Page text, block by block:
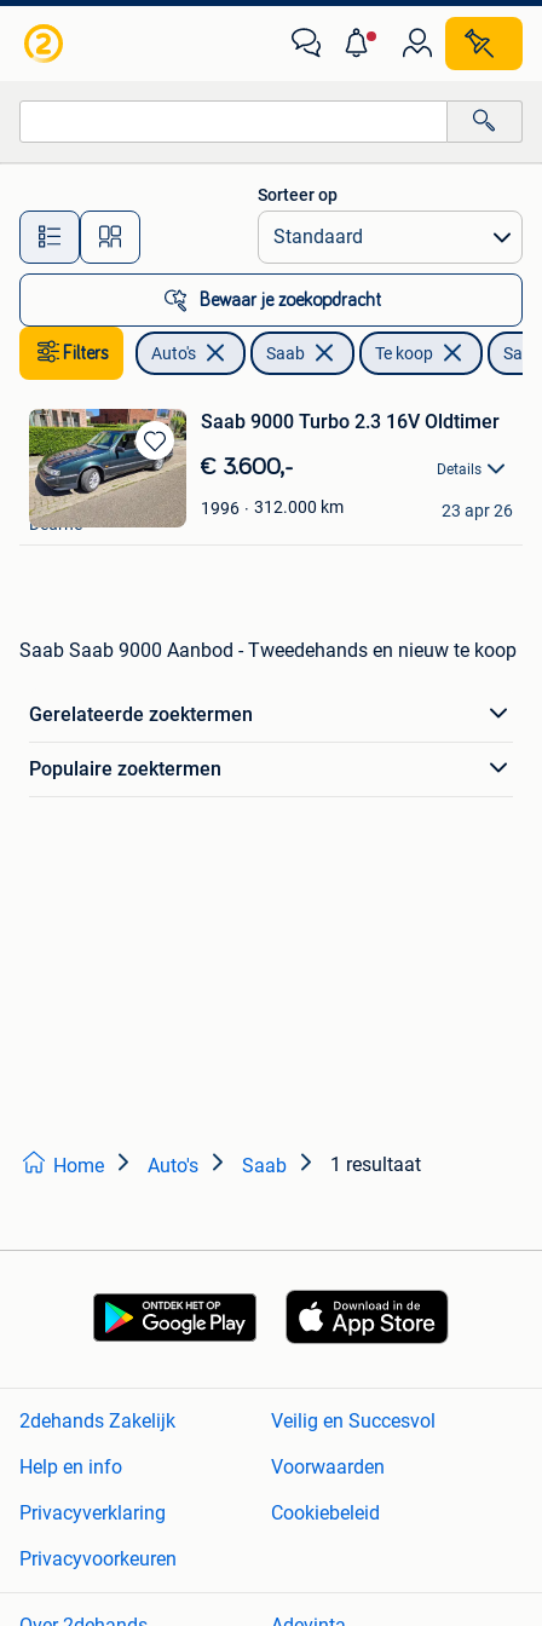
Alle afstanden…
Sorteer op
Bewaar je zoekopdracht
Filters Auto's Saab Te koop
Bewaren
in
Mijn
Favorieten
Saab 9000 Turbo 2.3 16V Oldtimer
€ 3.600,- Details
1996 312.000 km
marty
Deurne
23 apr 26
Saab Saab 9000 Aanbod - Tweedehands en nieuw te koop
Gerelateerde zoektermen
Populaire zoektermen
Home Auto's Saab 1 resultaat
2dehands Zakelijk
Veilig en Succesvol
Help en info
Voorwaarden
Privacyverklaring
Cookiebeleid
Privacyvoorkeuren